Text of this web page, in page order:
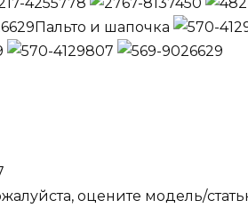
Пальто и шапочка
оцените модель/